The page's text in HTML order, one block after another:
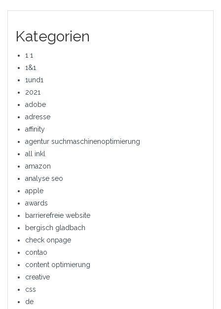
Kategorien
1 1
1&1
1und1
2021
adobe
adresse
affinity
agentur suchmaschinenoptimierung
all inkl
amazon
analyse seo
apple
awards
barrierefreie website
bergisch gladbach
check onpage
contao
content optimierung
creative
css
de